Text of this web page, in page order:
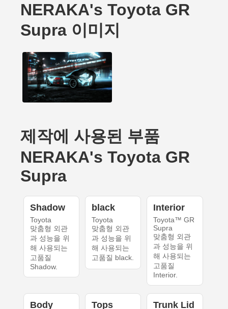
NERAKA's Toyota GR
Supra 이미지
제작에 사용된 부품
NERAKA's Toyota GR
Supra
Shadow
Toyota
맞춤형 외관
과 성능을 위
해 사용되는
고품질
Shadow.
black
Toyota
맞춤형 외관
과 성능을 위
해 사용되는
고품질 black.
Interior
Toyota™ GR
Supra
맞춤형 외관
과 성능을 위
해 사용되는
고품질
Interior.
Body Tops Trunk Lid